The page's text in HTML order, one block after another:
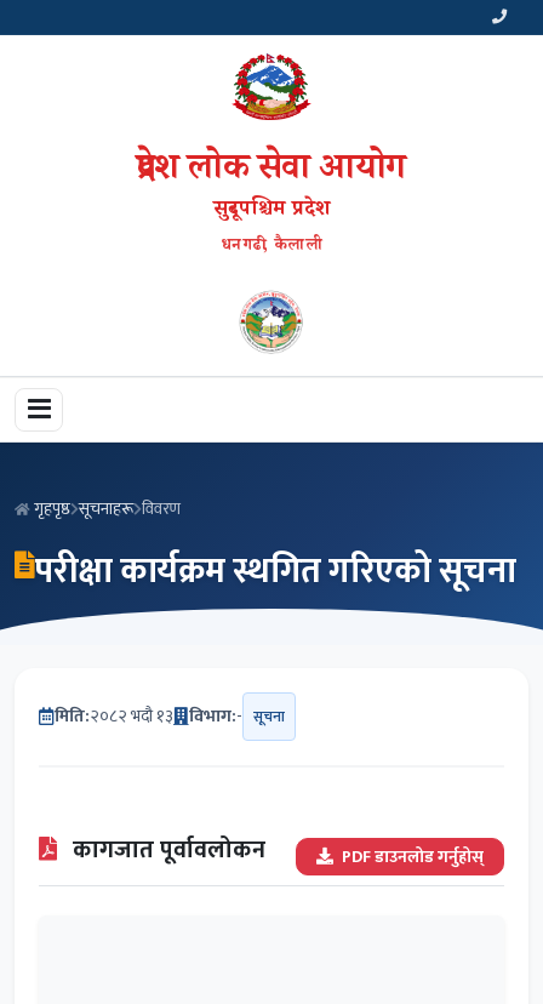
प्रदेश लोक सेवा आयोग
सुदूरपश्चिम प्रदेश
धनगढी, कैलाली
गृहपृष्ठ सूचनाहरू विवरण
परीक्षा कार्यक्रम स्थगित गरिएको सूचना
मिति:२०८२ भदौ १३ विभाग:- सूचना
कागजात पूर्वावलोकन PDF डाउनलोड गर्नुहोस्